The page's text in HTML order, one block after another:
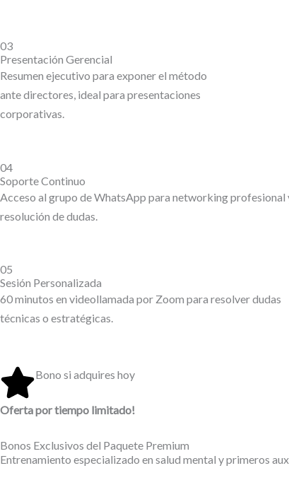
03
Presentación Gerencial
Resumen ejecutivo para exponer el método
ante directores, ideal para presentaciones
corporativas.
04
Soporte Continuo
Acceso al grupo de WhatsApp para networking profesional
resolución de dudas.
05
Sesión Personalizada
60 minutos en videollamada por Zoom para resolver dudas
técnicas o estratégicas.
Bono si adquires hoy
Oferta por tiempo limitado!
Bonos Exclusivos del Paquete Premium
Entrenamiento especializado en salud mental y primeros